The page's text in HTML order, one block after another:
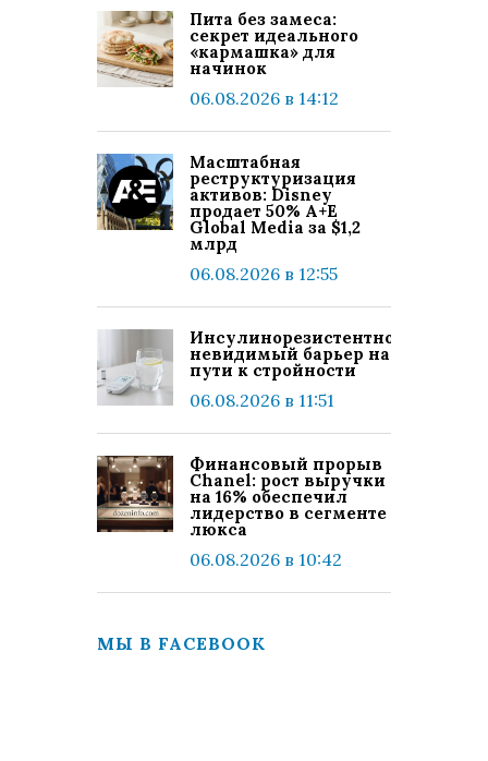
Пита без замеса:
секрет идеального
«кармашка» для
начинок
06.08.2026 в 14:12
Масштабная
реструктуризация
активов: Disney
продает 50% A+E
Global Media за $1,2
млрд
06.08.2026 в 12:55
Инсулинорезистентность:
невидимый барьер на
пути к стройности
06.08.2026 в 11:51
Финансовый прорыв
Chanel: рост выручки
на 16% обеспечил
лидерство в сегменте
люкса
06.08.2026 в 10:42
МЫ В FACEBOOK